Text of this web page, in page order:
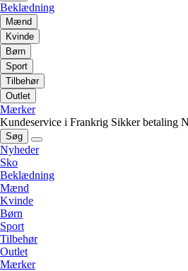
Beklædning
Mænd
Kvinde
Børn
Sport
Tilbehør
Outlet
Mærker
Kundeservice i Frankrig Sikker betaling
Søg
Nyheder
Sko
Beklædning
Mænd
Kvinde
Børn
Sport
Tilbehør
Outlet
Mærker